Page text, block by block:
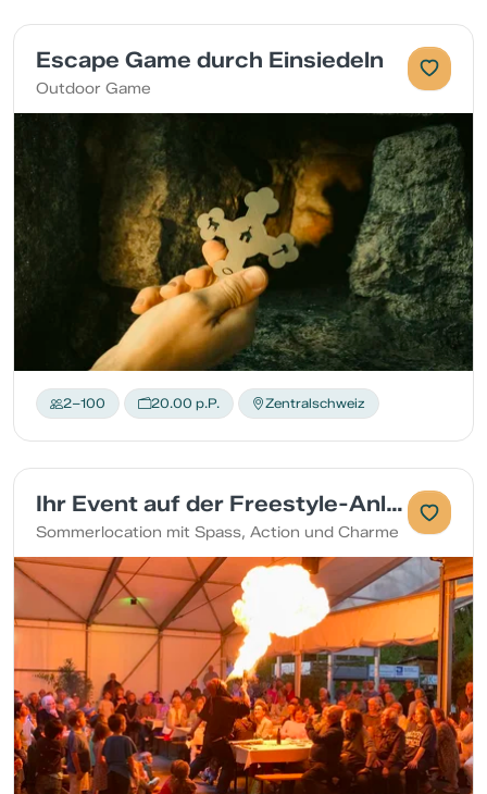
Escape Game durch Einsiedeln
Outdoor Game
2–100 20.00 p.P. Zentralschweiz
Ihr Event auf der Freestyle-Anlage
Sommerlocation mit Spass, Action und Charme